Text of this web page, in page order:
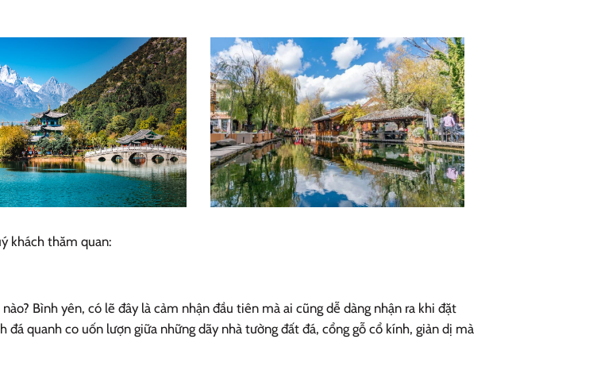
khách thăm quan:
Bình yên, có lẽ đây là cảm nhận đầu tiên mà ai cũng dễ dàng nhận ra khi đặt
đá quanh co uốn lượn giữa những dãy nhà tường đất đá, cổng gỗ cổ kính, giản dị mà